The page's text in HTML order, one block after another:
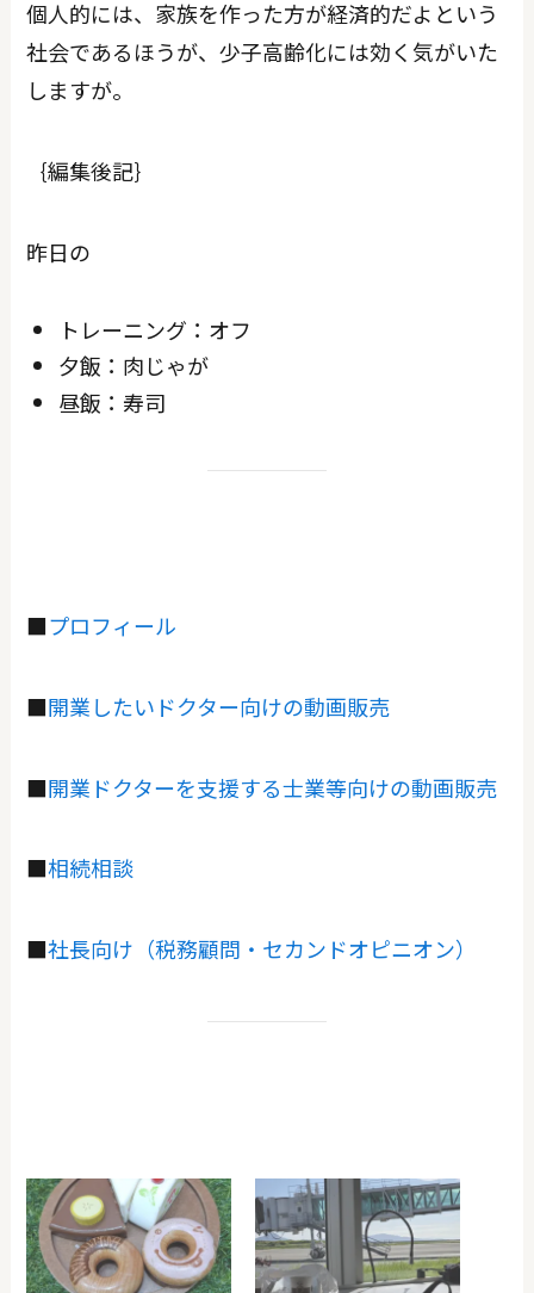
個人的には、家族を作った方が経済的だよという
社会であるほうが、少子高齢化には効く気がいた
しますが。
｛編集後記｝
昨日の
トレーニング：オフ
夕飯：肉じゃが
昼飯：寿司
■プロフィール
■開業したいドクター向けの動画販売
■開業ドクターを支援する士業等向けの動画販売
■相続相談
■社長向け（税務顧問・セカンドオピニオン）